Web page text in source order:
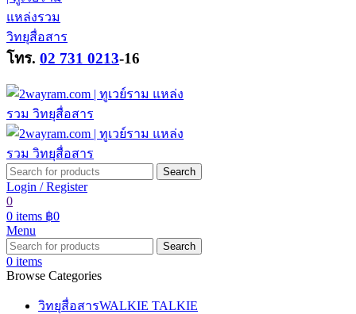
โทร. 02 731 0213-16
Search
Login / Register
0
0 items ฿0
Menu
Search
0 items
Browse Categories
วิทยุสื่อสารWALKIE TALKIE